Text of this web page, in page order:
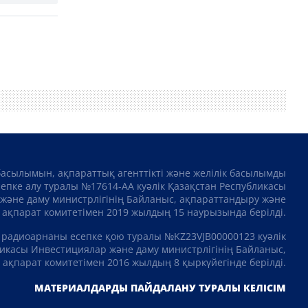
ақпараттық агенттікті және желілік басылымды
алу туралы №17614-АА куәлік Қазақстан Республикасы
даму министрлігінің Байланыс, ақпараттандыру және
ақпарат комитетімен 2019 жылдың 15 наурызында берілді.
есепке қою туралы №KZ23VJB00000123 куәлік
Инвестициялар және даму министрлігінің Байланыс,
комитетімен 2016 жылдың 8 қыркүйегінде берілді.
МАТЕРИАЛДАРДЫ ПАЙДАЛАНУ ТУРАЛЫ КЕЛІСІМ